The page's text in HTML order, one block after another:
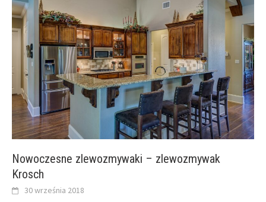
Nowoczesne zlewozmywaki – zlewozmywak
Krosch
30 września 2018